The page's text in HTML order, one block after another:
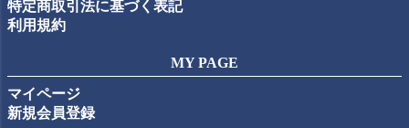
特定商取引法に基づく表記
利用規約
MY PAGE
マイページ
新規会員登録